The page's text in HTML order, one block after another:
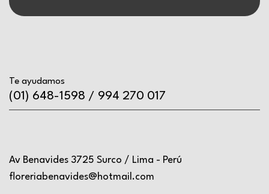
Te ayudamos
(01) 648-1598 / 994 270 017
Av Benavides 3725 Surco / Lima - Perú
floreriabenavides@hotmail.com